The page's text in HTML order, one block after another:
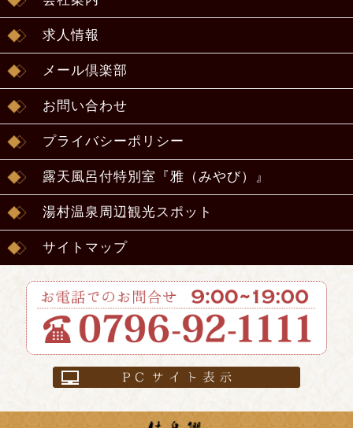
求人情報
メール倶楽部
お問い合わせ
プライバシーポリシー
露天風呂付特別室『雅（みやび）』
湯村温泉周辺観光スポット
サイトマップ